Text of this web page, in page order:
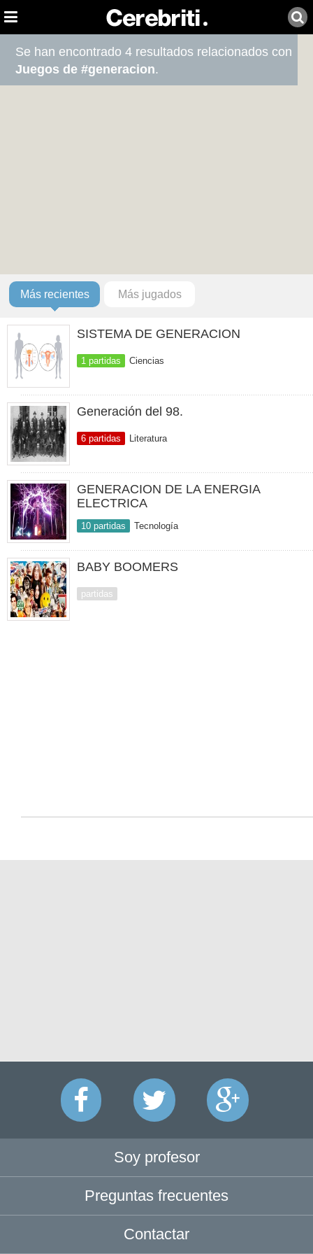
Se han encontrado 4 resultados relacionados con
Juegos de #generacion.
Más recientes Más jugados
SISTEMA DE GENERACION
1 partidas Ciencias
Generación del 98.
6 partidas Literatura
GENERACION DE LA ENERGIA
ELECTRICA
10 partidas Tecnología
BABY BOOMERS
partidas
Soy profesor
Preguntas frecuentes
Contactar